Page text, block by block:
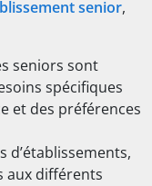
senior,
seniors sont
spécifiques
et des préférences
d’établissements,
aux différents